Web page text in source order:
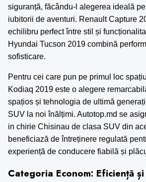
siguranță, făcându-l alegerea ideală
iubitorii de aventuri. Renault Capture
echilibru perfect între stil și
Hyundai Tucson 2019 combină
sofisticare.
Pentru cei care pun pe primul loc
Kodiaq 2019 este o alegere
spațios și tehnologia de ultimă
SUV la noi înălțimi. Autotop.md se
in chirie Chisinau de clasa SUV din
beneficiază de întreținere regulată
experiență de conducere fiabilă și
Categoria Econom: Eficiență